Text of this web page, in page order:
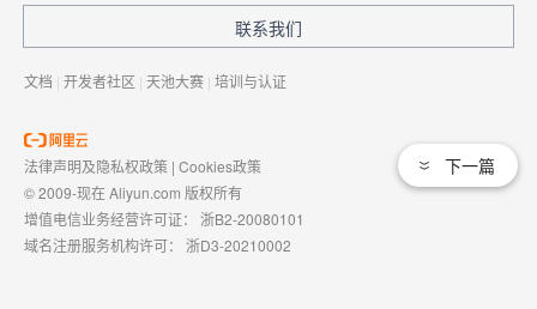
下一篇
联系我们
文档 | 开发者社区 | 天池大赛 | 培训与认证
法律声明及隐私权政策 | Cookies政策
© 2009-现在 Aliyun.com 版权所有
增值电信业务经营许可证： 浙B2-20080101
域名注册服务机构许可： 浙D3-20210002